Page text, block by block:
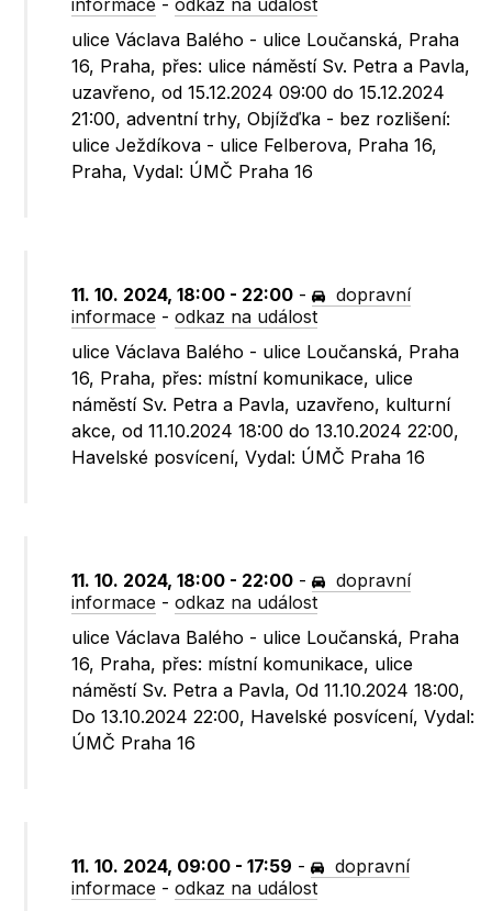
informace -odkaz na událost
ulice Václava Balého - ulice Loučanská, Praha
16, Praha, přes: ulice náměstí Sv. Petra a Pavla,
uzavřeno, od 15.12.2024 09:00 do 15.12.2024
21:00, adventní trhy, Objížďka - bez rozlišení:
ulice Ježdíkova - ulice Felberova, Praha 16,
Praha, Vydal: ÚMČ Praha 16
11. 10. 2024, 18:00 - 22:00 -
dopravní
informace -odkaz na událost
ulice Václava Balého - ulice Loučanská, Praha
16, Praha, přes: místní komunikace, ulice
náměstí Sv. Petra a Pavla, uzavřeno, kulturní
akce, od 11.10.2024 18:00 do 13.10.2024 22:00,
Havelské posvícení, Vydal: ÚMČ Praha 16
11. 10. 2024, 18:00 - 22:00 -
dopravní
informace -odkaz na událost
ulice Václava Balého - ulice Loučanská, Praha
16, Praha, přes: místní komunikace, ulice
náměstí Sv. Petra a Pavla, Od 11.10.2024 18:00,
Do 13.10.2024 22:00, Havelské posvícení, Vydal:
ÚMČ Praha 16
11. 10. 2024, 09:00 - 17:59 -
dopravní
informace -odkaz na událost